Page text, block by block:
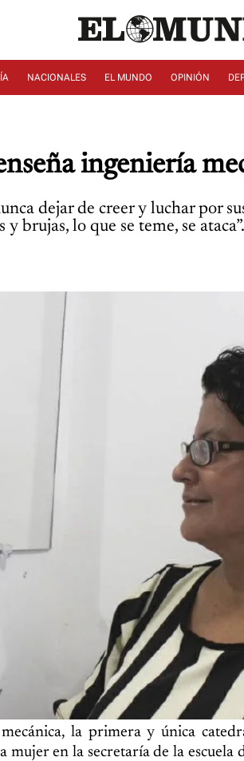
NACIONALES EL MUNDO OPINIÓN
ingeniería
dejar de creer y luchar por
brujas, lo que se teme, se ataca”.
la primera y única
en la secretaría de la escuela